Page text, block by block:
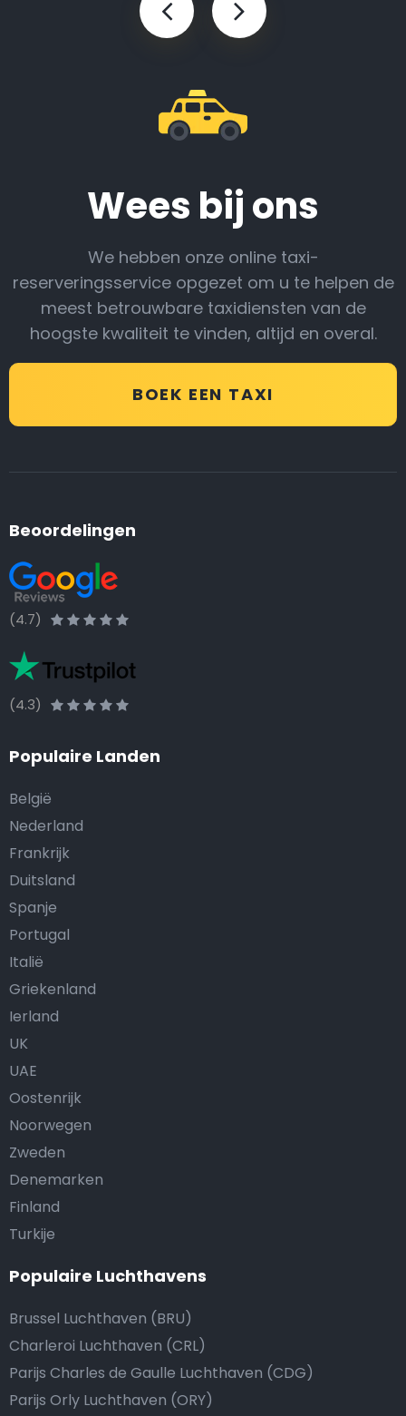
Wees bij ons
We hebben onze online taxi-
reserveringsservice opgezet om u te helpen de
meest betrouwbare taxidiensten van de
hoogste kwaliteit te vinden, altijd en overal.
BOEK EEN TAXI
Beoordelingen
(4.7)
(4.3)
Populaire Landen
België
Nederland
Frankrijk
Duitsland
Spanje
Portugal
Italië
Griekenland
Ierland
UK
UAE
Oostenrijk
Noorwegen
Zweden
Denemarken
Finland
Turkije
Populaire Luchthavens
Brussel Luchthaven (BRU)
Charleroi Luchthaven (CRL)
Parijs Charles de Gaulle Luchthaven (CDG)
Parijs Orly Luchthaven (ORY)